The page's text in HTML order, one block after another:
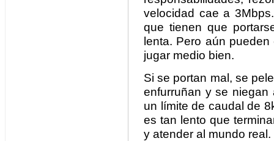
velocidad cae a
que tienen que
lenta. Pero aún
jugar medio bien.
Si se portan mal, se
enfurruñan y se
un límite de caudal de
es tan lento que
y atender al mundo real.